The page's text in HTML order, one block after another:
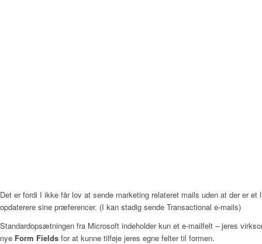
Det er fordi I ikke får lov at sende marketing relateret mails uden at der er
opdaterere sine præferencer. (I kan stadig sende Transactional e-mails)
Standardopsætningen fra Microsoft indeholder kun et e-mailfelt – jeres
nye Form Fields for at kunne tilføje jeres egne felter til formen.